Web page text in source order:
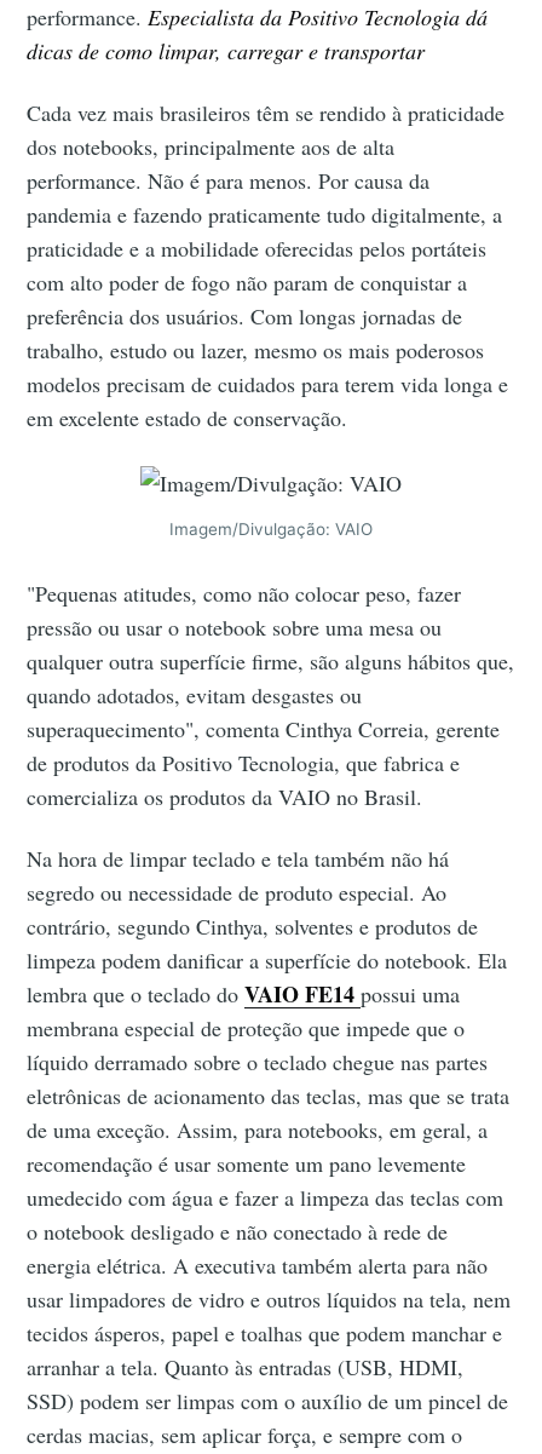
performance. Especialista da Positivo Tecnologia dá
dicas de como limpar, carregar e transportar
Cada vez mais brasileiros têm se rendido à praticidade
dos notebooks, principalmente aos de alta
performance. Não é para menos. Por causa da
pandemia e fazendo praticamente tudo digitalmente, a
praticidade e a mobilidade oferecidas pelos portáteis
com alto poder de fogo não param de conquistar a
preferência dos usuários. Com longas jornadas de
trabalho, estudo ou lazer, mesmo os mais poderosos
modelos precisam de cuidados para terem vida longa e
em excelente estado de conservação.
Imagem/Divulgação: VAIO
"Pequenas atitudes, como não colocar peso, fazer
pressão ou usar o notebook sobre uma mesa ou
qualquer outra superfície firme, são alguns hábitos que,
quando adotados, evitam desgastes ou
superaquecimento", comenta Cinthya Correia, gerente
de produtos da Positivo Tecnologia, que fabrica e
comercializa os produtos da VAIO no Brasil.
Na hora de limpar teclado e tela também não há
segredo ou necessidade de produto especial. Ao
contrário, segundo Cinthya, solventes e produtos de
limpeza podem danificar a superfície do notebook. Ela
lembra que o teclado doVAIO FE14possui uma
membrana especial de proteção que impede que o
líquido derramado sobre o teclado chegue nas partes
eletrônicas de acionamento das teclas, mas que se trata
de uma exceção. Assim, para notebooks, em geral, a
recomendação é usar somente um pano levemente
umedecido com água e fazer a limpeza das teclas com
o notebook desligado e não conectado à rede de
energia elétrica. A executiva também alerta para não
usar limpadores de vidro e outros líquidos na tela, nem
tecidos ásperos, papel e toalhas que podem manchar e
arranhar a tela. Quanto às entradas (USB, HDMI,
SSD) podem ser limpas com o auxílio de um pincel de
cerdas macias, sem aplicar força, e sempre com o